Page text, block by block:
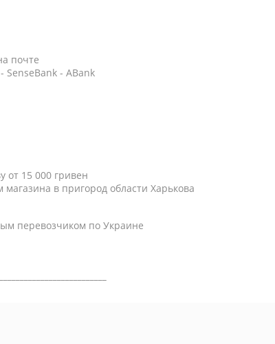
почте
SenseBank - АBank
от 15 000 гривен
магазина в пригород области Харькова
перевозчиком по Украине